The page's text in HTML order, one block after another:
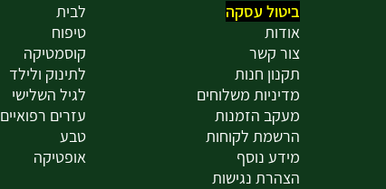
ביטול עסקה
אודות
צור קשר
תקנון חנות
מדיניות משלוחים
מעקב הזמנות
הרשמת לקוחות
מידע נוסף
הצהרת נגישות
לבית
טיפוח
קוסמטיקה
לתינוק ולילד
לגיל השלישי
עזרים רפואיים
טבע
אופטיקה